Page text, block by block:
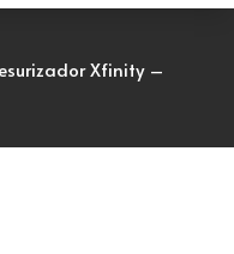
Xfinity –